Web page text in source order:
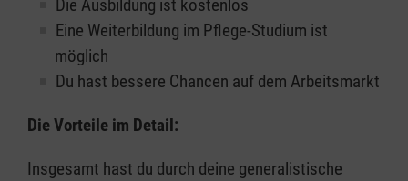
Die Ausbildung ist kostenlos
Eine Weiterbildung im Pflege-Studium ist
möglich
Du hast bessere Chancen auf dem Arbeitsmarkt
Die Vorteile im Detail:
Insgesamt hast du durch deine generalistische